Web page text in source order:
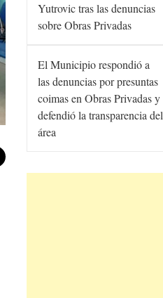
Yutrovic tras las denuncias
sobre Obras Privadas
El Municipio respondió a
las denuncias por presuntas
coimas en Obras Privadas y
defendió la transparencia del
área